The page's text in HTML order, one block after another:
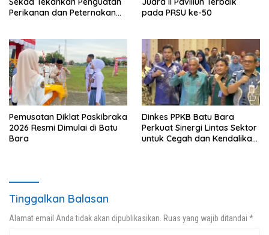
Perikanan dan Peternakan
pada PRSU ke-50
Pemusatan Diklat Paskibraka
2026 Resmi Dimulai di Batu
Bara
Dinkes PPKB Batu Bara
Perkuat Sinergi Lintas Sektor
untuk Cegah dan Kendalikan
Tinggalkan Balasan
Alamat email Anda tidak akan dipublikasikan. Ruas yang wajib ditandai *